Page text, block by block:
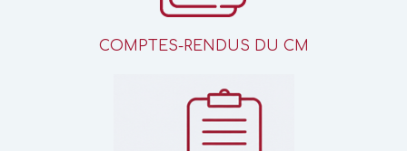
COMPTES-RENDUS DU CM